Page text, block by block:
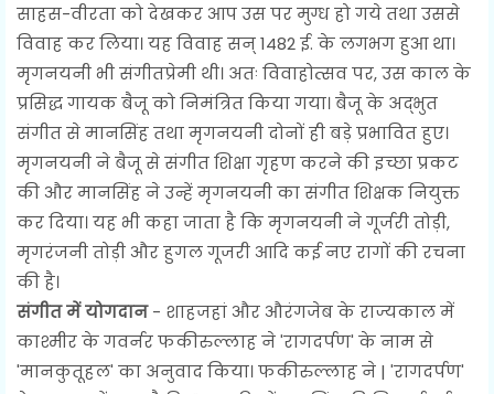
साहस-वीरता को देखकर आप उस पर मुग्ध हो गये तथा उससे
विवाह कर लिया। यह विवाह सन् 1482 ई. के लगभग हुआ था।
मृगनयनी भी संगीतप्रेमी थी। अतः विवाहोत्सव पर, उस काल के
प्रसिद्ध गायक बैजू को निमंत्रित किया गया। बैजू के अद्भुत
संगीत से मानसिंह तथा मृगनयनी दोनों ही बड़े प्रभावित हुए।
मृगनयनी ने बैजू से संगीत शिक्षा गृहण करने की इच्छा प्रकट
की और मानसिंह ने उन्हें मृगनयनी का संगीत शिक्षक नियुक्त
कर दिया। यह भी कहा जाता है कि मृगनयनी ने गूर्जरी तोड़ी,
मृगरंजनी तोड़ी और हुगल गूजरी आदि कई नए रागों की रचना
की है।
संगीत में योगदान- शाहजहां और औरंगजेब के राज्यकाल में
काश्मीर के गवर्नर फकीरुल्लाह ने 'रागदर्पण' के नाम से
'मानकुतूहल' का अनुवाद किया। फकीरुल्लाह ने | 'रागदर्पण'